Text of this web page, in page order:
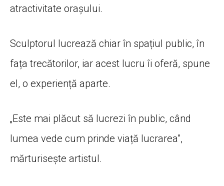
atractivitate orașului.
Sculptorul lucrează chiar în spațiul public, în
fața trecătorilor, iar acest lucru îi oferă, spune
el, o experiență aparte.
„Este mai plăcut să lucrezi în public, când
lumea vede cum prinde viață lucrarea”,
mărturisește artistul.